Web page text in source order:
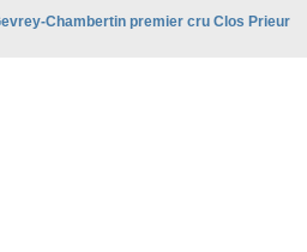
Chambertin premier cru Clos Prieur